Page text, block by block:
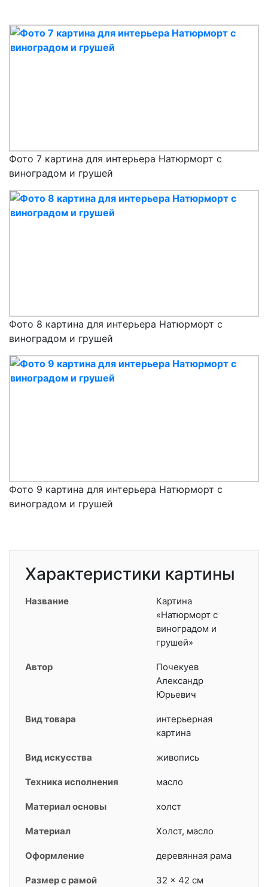
Фото 7 картина для интерьера Натюрморт с
виноградом и грушей
Фото 8 картина для интерьера Натюрморт с
виноградом и грушей
Фото 9 картина для интерьера Натюрморт с
виноградом и грушей
Характеристики картины
Название
Картина
«Натюрморт с
виноградом и
грушей»
Автор
Почекуев
Александр
Юрьевич
Вид товара
интерьерная
картина
Вид искусства живопись
Техника исполнения масло
Материал основы холст
Материал Холст, масло
Оформление деревянная рама
Размер с рамой 32 × 42 см